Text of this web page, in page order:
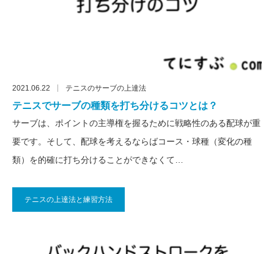
2021.06.22 テニスのサーブの上達法
テニスでサーブの種類を打ち分けるコツとは？
サーブは、ポイントの主導権を握るために戦略性のある配球が重
要です。そして、配球を考えるならばコース・球種（変化の種
類）を的確に打ち分けることができなくて…
テニスの上達法と練習方法